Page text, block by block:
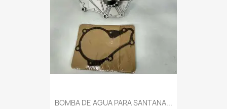
BOMBA DE AGUA PARA SANTANA...